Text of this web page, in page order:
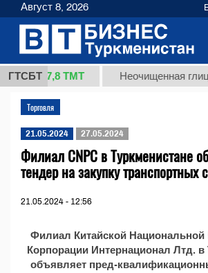
ГТСБТ
(кг.) 37,8 ТМТ Неочищенная
Торговля
21.05.2024 27.05.2024
Филиал CNPC в Туркменистане
тендер на закупку транспортных
21.05.2024 - 12:56
Филиал Китайской Национальной
Корпорации Интернационал Лтд. в
объявляет пред-
Август 8, 2026